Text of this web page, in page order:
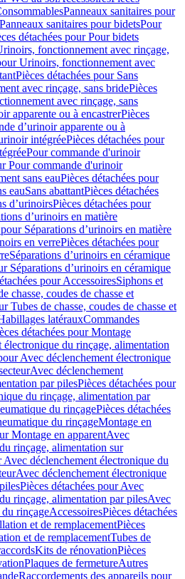
Panneaux sanitaires pour
sanitaires pour bidetsPour
détachées pour Pour bidets
fonctionnement avec rinçage,
Urinoirs, fonctionnement avec
Pièces détachées pour Sans
avec rinçage, sans bridePièces
avec rinçage, sans
apparente ou à encastrerPièces
d’urinoir apparente ou à
intégréePièces détachées pour
Pour commande d'urinoir
Pour commande d'urinoir
sans eauPièces détachées pour
eauSans abattantPièces détachées
d’urinoirsPièces détachées pour
d’urinoirs en matière
Séparations d’urinoirs en matière
en verrePièces détachées pour
Séparations d’urinoirs en céramique
Séparations d’urinoirs en céramique
pour AccessoiresSiphons et
chasse, coudes de chasse et
Tubes de chasse, coudes de chasse et
latérauxCommandes
détachées pour Montage
électronique du rinçage, alimentation
Avec déclenchement électronique
Avec déclenchement
par pilesPièces détachées pour
du rinçage, alimentation par
du rinçagePièces détachées
du rinçageMontage en
Montage en apparentAvec
rinçage, alimentation sur
Avec déclenchement électronique du
Avec déclenchement électronique
Pièces détachées pour Avec
rinçage, alimentation par pilesAvec
rinçageAccessoiresPièces détachées
et de remplacementPièces
et de remplacementTubes de
Kits de rénovationPièces
Plaques de fermetureAutres
Raccordements des appareils pour